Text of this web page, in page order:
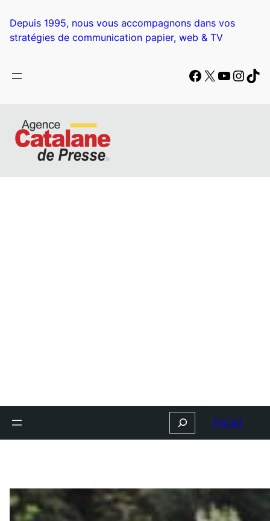
Depuis 1995, nous vous accompagnons dans vos
stratégies de communication papier, web & TV
Facebook
X
Search TVCAT